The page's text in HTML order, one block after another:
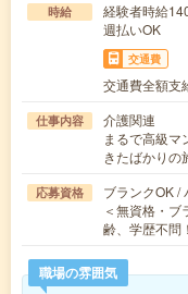
時給
経験者時給
週払いOK
交通費
交通費全額支
仕事内容
介護関連
まるで高級マ
きたばかり
応募資格
ブランクOK /
＜無資格・
齢、学歴不問
職場の雰囲気